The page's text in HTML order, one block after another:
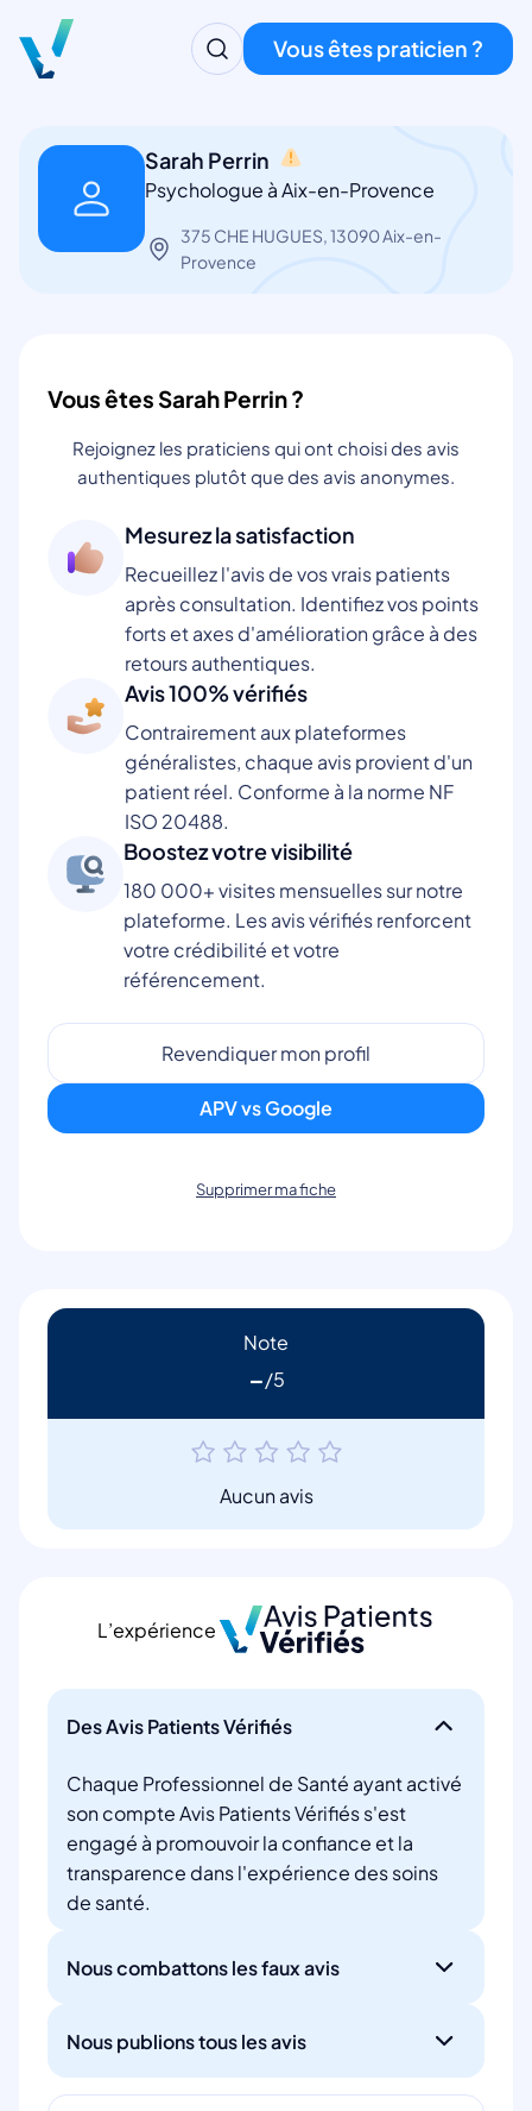
Vous êtes praticien ?
Sarah Perrin
Psychologue à Aix-en-Provence
375 CHE HUGUES, 13090 Aix-en-
Provence
Vous êtes Sarah Perrin ?
Rejoignez les praticiens qui ont choisi des avis
authentiques plutôt que des avis anonymes.
Mesurez la satisfaction
Recueillez l'avis de vos vrais patients
après consultation. Identifiez vos points
forts et axes d'amélioration grâce à des
retours authentiques.
Avis 100% vérifiés
Contrairement aux plateformes
généralistes, chaque avis provient d'un
patient réel. Conforme à la norme NF
ISO 20488.
Boostez votre visibilité
180 000+ visites mensuelles sur notre
plateforme. Les avis vérifiés renforcent
votre crédibilité et votre
référencement.
Revendiquer mon profil
APV vs Google
Supprimer ma fiche
Note
-
Aucun avis
L’expérience
Des Avis Patients Vérifiés
Chaque Professionnel de Santé ayant activé
son compte Avis Patients Vérifiés s'est
engagé à promouvoir la confiance et la
transparence dans l'expérience des soins
de santé.
Nous combattons les faux avis
Nous publions tous les avis